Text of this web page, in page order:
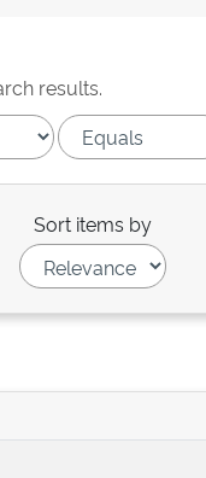
results.
Sort items by